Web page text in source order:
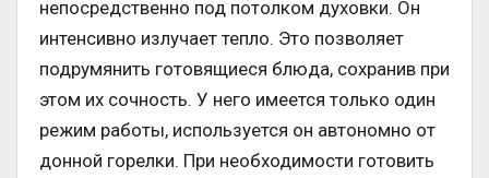
непосредственно под потолком духовки. Он
интенсивно излучает тепло. Это позволяет
подрумянить готовящиеся блюда, сохранив при
этом их сочность. У него имеется только один
режим работы, используется он автономно от
донной горелки. При необходимости готовить